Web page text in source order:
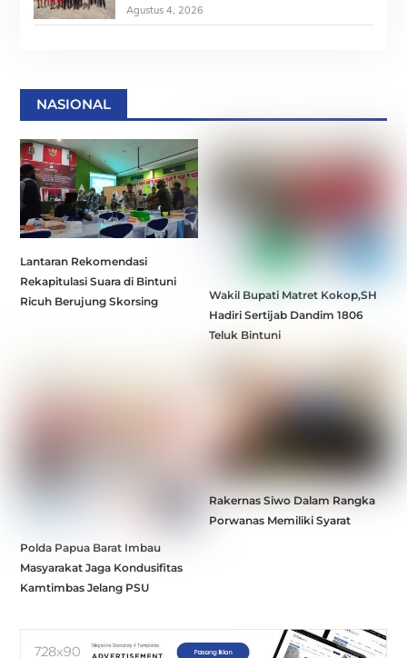
Agustus 4, 2026
NASIONAL
Lantaran Rekomendasi
Rekapitulasi Suara di Bintuni
Ricuh Berujung Skorsing
Wakil Bupati Matret Kokop,SH
Hadiri Sertijab Dandim 1806
Teluk Bintuni
Polda Papua Barat Imbau
Masyarakat Jaga Kondusifitas
Kamtimbas Jelang PSU
Rakernas Siwo Dalam Rangka
Porwanas Memiliki Syarat